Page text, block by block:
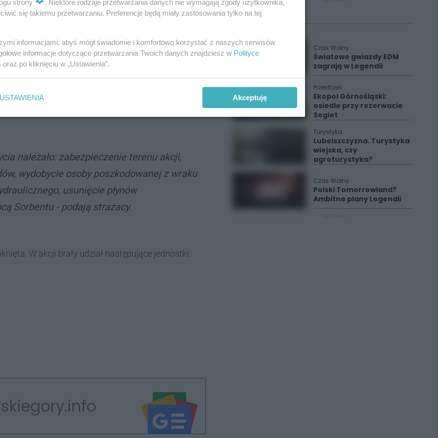
6:22 służby zostały zadysponowane na odcinek
wypadek. Czołowo zderzyły się z sobą dwa
zostały dwie osoby. Jedną z nich ratownicy
należało: zabezpieczenie terenu akcji,
wydobycie osoby poszkodowanej z wraku
usunięcie płynów
Sorbentu - podają strażacy.
W akcji brały udział następujące jednostki:
Czas Wolny
Światowe gwiazdy EDM
zagrają w Legendii
Przestrzeń
Ekopol Górnośląski:
osiedle przy rezerwacie
Segiet
Turystyka
Lubelszczyzna. Turystyka
wiejska, czy
agroturystyka?
Czas Wolny
Polski Tomorrowland?
Ambitne plany Legendii
strony
. Niektóre rodzaje przetwarzania danych nie wymagają zgody użytkownika,
się takiemu przetwarzaniu. Preferencje będą miały zastosowania tylko na tej
informacjami, abyś mógł świadomie i komfortowo korzystać z naszych serwisów
informacje dotyczące przetwarzania Twoich danych znajdziesz w Polityce
oraz po kliknięciu w „Ustawienia”.
USTAWIENIA Akceptuję